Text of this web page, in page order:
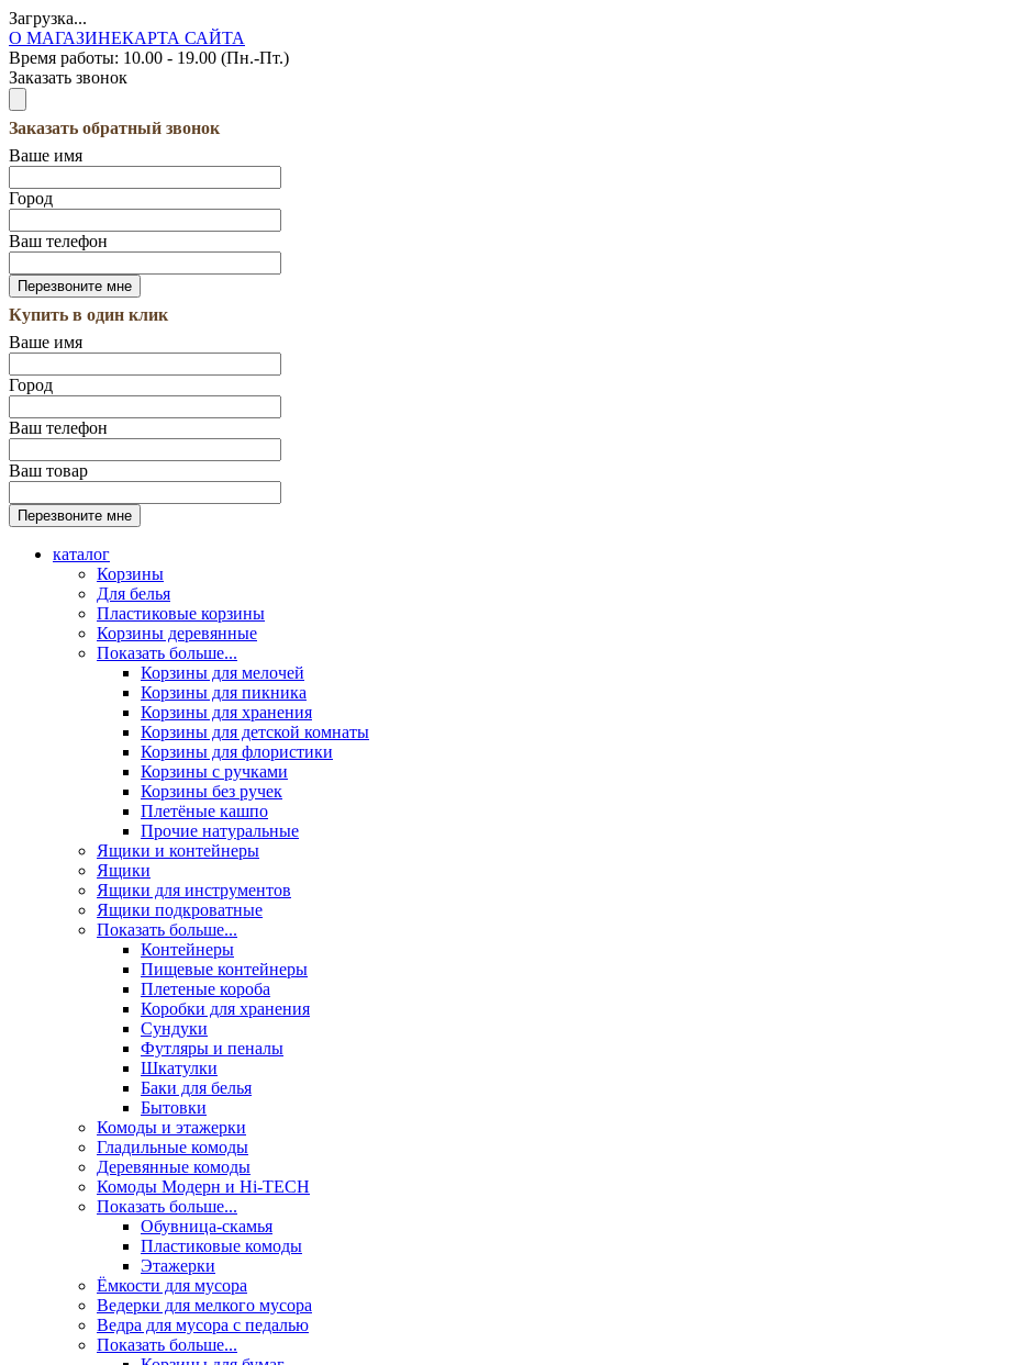
Загрузка...
О МАГАЗИНЕКАРТА САЙТА
Время работы: 10.00 - 19.00 (Пн.-Пт.)
Заказать звонок
Заказать обратный звонок
Ваше имя
Город
Ваш телефон
Купить в один клик
Ваше имя
Город
Ваш телефон
Ваш товар
каталог
Корзины
Для белья
Пластиковые корзины
Корзины деревянные
Показать больше...
Корзины для мелочей
Корзины для пикника
Корзины для хранения
Корзины для детской комнаты
Корзины для флористики
Корзины с ручками
Корзины без ручек
Плетёные кашпо
Прочие натуральные
Ящики и контейнеры
Ящики
Ящики для инструментов
Ящики подкроватные
Показать больше...
Контейнеры
Пищевые контейнеры
Плетеные короба
Коробки для хранения
Сундуки
Футляры и пеналы
Шкатулки
Баки для белья
Бытовки
Комоды и этажерки
Гладильные комоды
Деревянные комоды
Комоды Модерн и Hi-TECH
Показать больше...
Обувница-скамья
Пластиковые комоды
Этажерки
Ёмкости для мусора
Ведерки для мелкого мусора
Ведра для мусора с педалью
Показать больше...